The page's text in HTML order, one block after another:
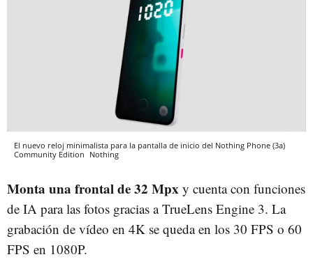
El nuevo reloj minimalista para la pantalla de inicio del Nothing Phone (3a)
Community Edition Nothing
Monta una frontal de 32 Mpx y cuenta con funciones
de IA para las fotos gracias a TrueLens Engine 3. La
grabación de vídeo en 4K se queda en los 30 FPS o 60
FPS en 1080P.